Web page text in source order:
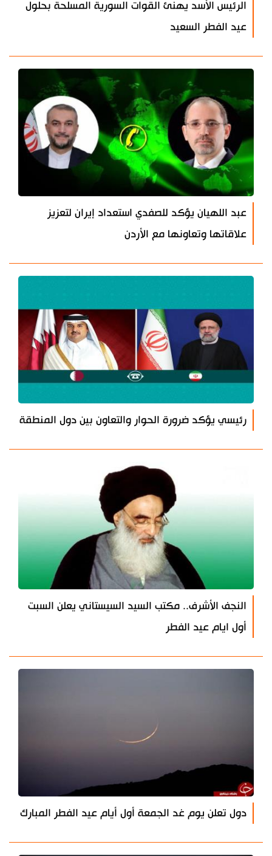
الرئيس الأسد يهنئ القوات السورية المسلحة بحلول
عيد الفطر السعيد
عبد اللهيان يؤكد للصفدي استعداد إيران لتعزيز
علاقاتها وتعاونها مع الأردن
رئيسي يؤكد ضرورة الحوار والتعاون بين دول المنطقة
النجف الأشرف.. مكتب السيد السيستاني يعلن السبت
أول ايام عيد الفطر
دول تعلن يوم غد الجمعة أول أيام عيد الفطر المبارك